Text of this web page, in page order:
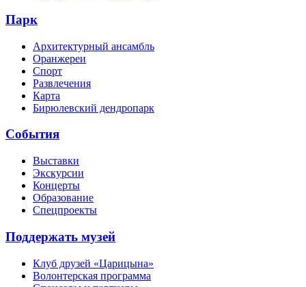
Парк
Архитектурный ансамбль
Оранжереи
Спорт
Развлечения
Карта
Бирюлевский дендропарк
События
Выставки
Экскурсии
Концерты
Образование
Спецпроекты
Поддержать музей
Клуб друзей «Царицына»
Волонтерская программа